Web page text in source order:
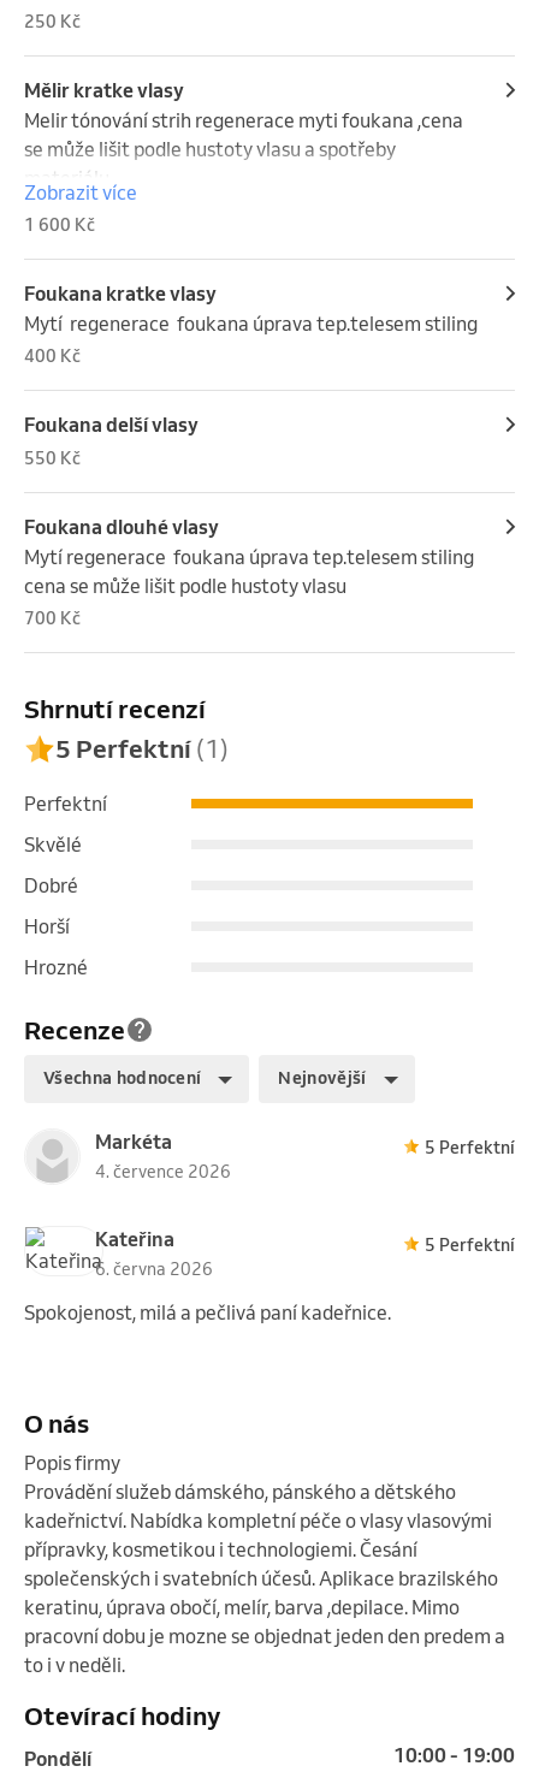
250 Kč
Mělir kratke vlasy
Melir tónování strih regenerace myti foukana ,cena
se může lišit podle hustoty vlasu a spotřeby
materiálu
Zobrazit více
1 600 Kč
Foukana kratke vlasy
Mytí  regenerace  foukana úprava tep.telesem stiling
400 Kč
Foukana delší vlasy
550 Kč
Foukana dlouhé vlasy
Mytí regenerace  foukana úprava tep.telesem stiling
cena se může lišit podle hustoty vlasu
700 Kč
Recenze
Všechna hodnocení Nejnovější
Markéta
4. července 2026
5 Perfektní
Kateřina
6. června 2026
5 Perfektní
Spokojenost, milá a pečlivá paní kadeřnice.
Shrnutí recenzí
5 Perfektní(1)
Perfektní
Skvělé
Dobré
Horší
Hrozné
O nás
Popis firmy
Provádění služeb dámského, pánského a dětského
kadeřnictví. Nabídka kompletní péče o vlasy vlasovými
přípravky, kosmetikou i technologiemi. Česání
společenských i svatebních účesů. Aplikace brazilského
keratinu, úprava obočí, melír, barva ,depilace. Mimo
pracovní dobu je mozne se objednat jeden den predem a
to i v neděli.
Otevírací hodiny
pondělí
10:00 - 19:00